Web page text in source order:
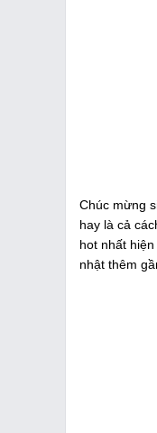
Chúc mừng
hay là cả
hot nhất
nhật thêm